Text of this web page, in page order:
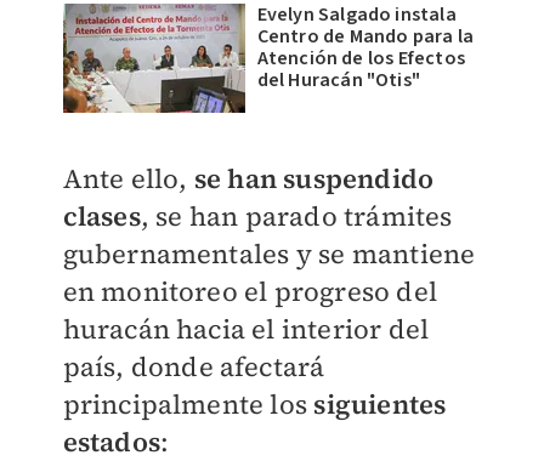
Evelyn Salgado instala
Centro de Mando para la
Atención de los Efectos
del Huracán "Otis"
Ante ello, se han suspendido
clases, se han parado trámites
gubernamentales y se mantiene
en monitoreo el progreso del
huracán hacia el interior del
país, donde afectará
principalmente los siguientes
estados: